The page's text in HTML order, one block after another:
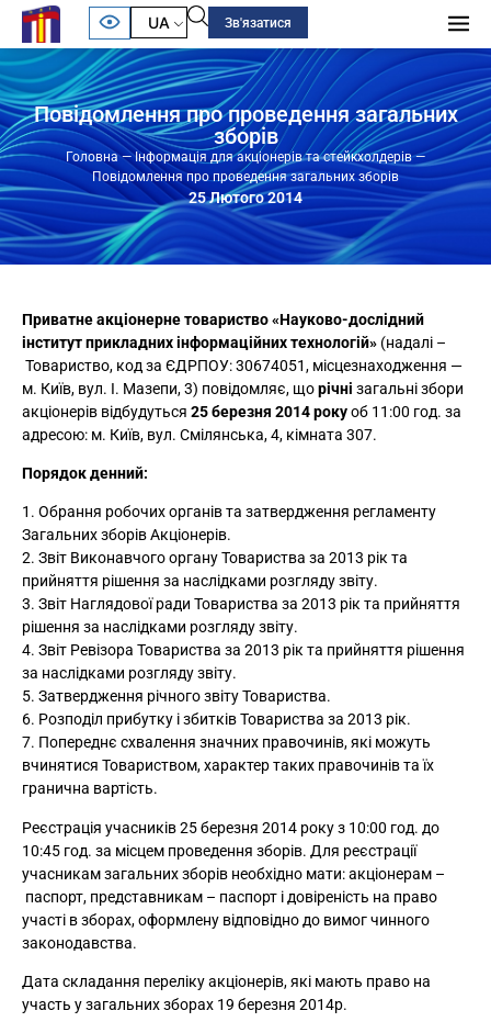
UA Зв'язатися
Повідомлення про проведення загальних
зборів
Головна—Інформація для акціонерів та стейкхолдерів—
Повідомлення про проведення загальних зборів
25 Лютого 2014
Приватне акціонерне товариство «Науково-дослідний
інститут прикладних інформаційних технологій» (надалі –
Товариство, код за ЄДРПОУ: 30674051, місцезнаходження —
м. Київ, вул. І. Мазепи, 3) повідомляє, щорічні загальні збори
акціонерів відбудуться 25 березня 2014 рокуоб 11:00 год. за
адресою: м. Київ, вул. Смілянська, 4, кімната 307.
Порядок денний:
1. Обрання робочих органів та затвердження регламенту
Загальних зборів Акціонерів.
2. Звіт Виконавчого органу Товариства за 2013 рік та
прийняття рішення за наслідками розгляду звіту.
3. Звіт Наглядової ради Товариства за 2013 рік та прийняття
рішення за наслідками розгляду звіту.
4. Звіт Ревізора Товариства за 2013 рік та прийняття рішення
за наслідками розгляду звіту.
5. Затвердження річного звіту Товариства.
6. Розподіл прибутку і збитків Товариства за 2013 рік.
7. Попереднє схвалення значних правочинів, які можуть
вчинятися Товариством, характер таких правочинів та їх
гранична вартість.
Реєстрація учасників 25 березня 2014 року з 10:00 год. до
10:45 год. за місцем проведення зборів. Для реєстрації
учасникам загальних зборів необхідно мати: акціонерам –
паспорт, представникам – паспорт і довіреність на право
участі в зборах, оформлену відповідно до вимог чинного
законодавства.
Дата складання переліку акціонерів, які мають право на
участь у загальних зборах 19 березня 2014р.